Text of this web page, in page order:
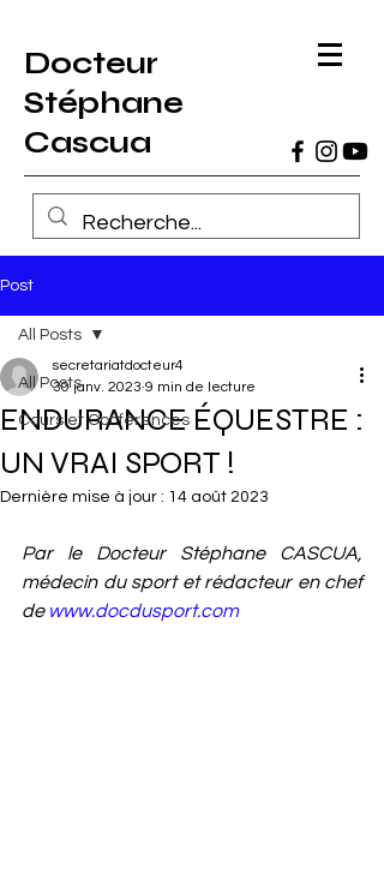
Docteur
Stéphane
Cascua
Post
All Posts
Cours et Conférences
All Posts
ENDURANCE ÉQUESTRE :
UN VRAI SPORT !
secretariatdocteur4
30 janv. 2023 9 min de lecture
Dernière mise à jour : 14 août 2023
Par le Docteur Stéphane CASCUA,
médecin du sport et rédacteur en chef
de www.docdusport.com